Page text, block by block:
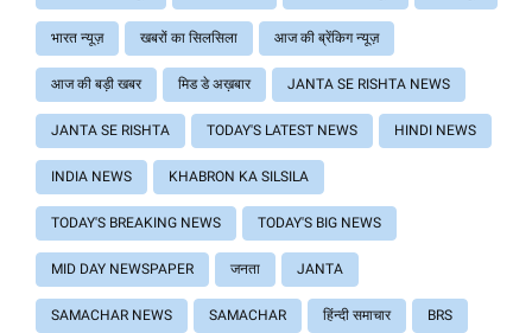
भारत न्यूज़ खबरों का सिलसिला आज की ब्रेंकिग न्यूज़
आज की बड़ी खबर मिड डे अख़बार JANTA SE RISHTA NEWS
JANTA SE RISHTA TODAY'S LATEST NEWS HINDI NEWS
INDIA NEWS KHABRON KA SILSILA
TODAY'S BREAKING NEWS TODAY'S BIG NEWS
MID DAY NEWSPAPER जनता JANTA
SAMACHAR NEWS SAMACHAR हिंन्दी समाचार BRS